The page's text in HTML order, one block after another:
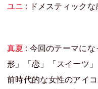
ユニ : ドメスティック
真夏 : 今回のテーマに
形」「恋」「スイーツ
前時代的な女性のアイ